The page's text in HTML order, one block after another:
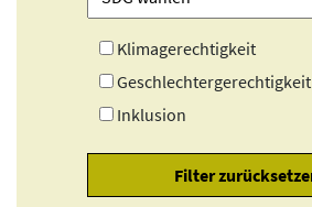
Klimagerechtigkeit
Geschlechtergerechtigkeit
Inklusion